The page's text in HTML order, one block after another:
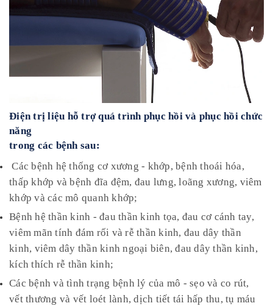
Điện trị liệu hỗ trợ quá trình phục hồi và phục hồi chức
năng
trong các bệnh sau:
Các bệnh hệ thống cơ xương - khớp, bệnh thoái hóa,
thấp khớp và bệnh đĩa đệm, đau lưng, loãng xương, viêm
khớp và các mô quanh khớp;
Bệnh hệ thần kinh - đau thần kinh tọa, đau cơ cánh tay,
viêm mãn tính đám rối và rễ thần kinh, đau dây thần
kinh, viêm dây thần kinh ngoại biên, đau dây thần kinh,
kích thích rễ thần kinh;
Các bệnh và tình trạng bệnh lý của mô - sẹo và co rút,
vết thương và vết loét lành, dịch tiết tái hấp thu, tụ máu